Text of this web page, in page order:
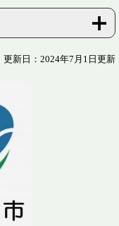
更新日：2024年7月1日更新